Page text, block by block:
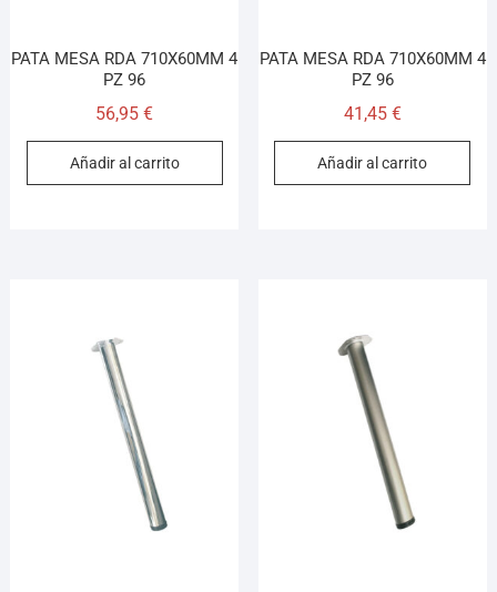
PATA MESA RDA 710X60MM 4
PZ 96
56,95€
Añadir al carrito
PATA MESA RDA 710X60MM 4
PZ 96
41,45 €
Añadir al carrito